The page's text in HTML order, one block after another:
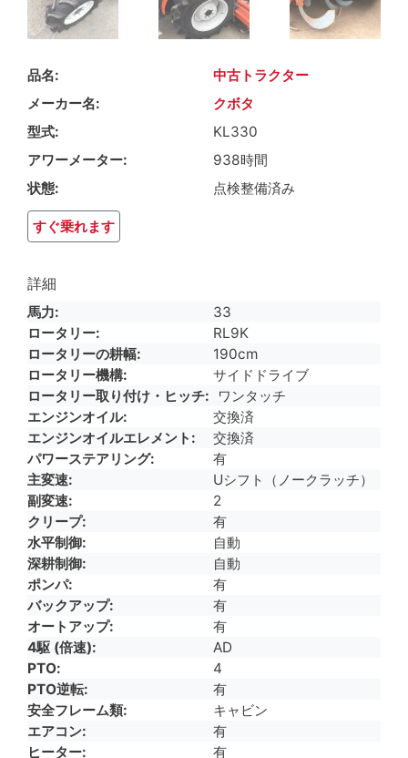
品名
中古トラクター
メーカー名
クボタ
型式
KL330
アワーメーター
938時間
状態
点検整備済み
すぐ乗れます
詳細
馬力
33
ロータリー
RL9K
ロータリーの耕幅
190cm
ロータリー機構
サイドドライブ
ロータリー取り付け・ヒッチ
ワンタッチ
エンジンオイル
交換済
エンジンオイルエレメント
交換済
パワーステアリング
有
主変速
Uシフト（ノークラッチ）
副変速
2
クリープ
有
水平制御
自動
深耕制御
自動
ポンパ
有
バックアップ
有
オートアップ
有
4駆 (倍速)
AD
PTO
4
PTO逆転
有
安全フレーム類
キャビン
エアコン
有
ヒーター
有